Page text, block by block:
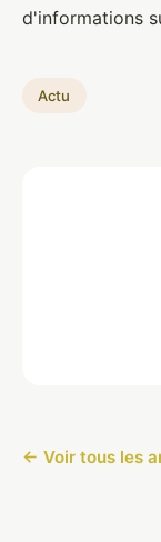
d'informations
Actu
← Voir tous les